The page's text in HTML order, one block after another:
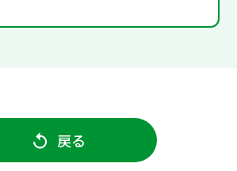
戻る